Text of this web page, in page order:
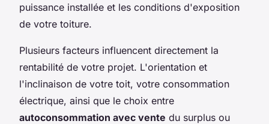
puissance installée et les conditions d'exposition
de votre toiture.
Plusieurs facteurs influencent directement la
rentabilité de votre projet. L'orientation et
l'inclinaison de votre toit, votre consommation
électrique, ainsi que le choix entre
autoconsommation avec vente du surplus ou